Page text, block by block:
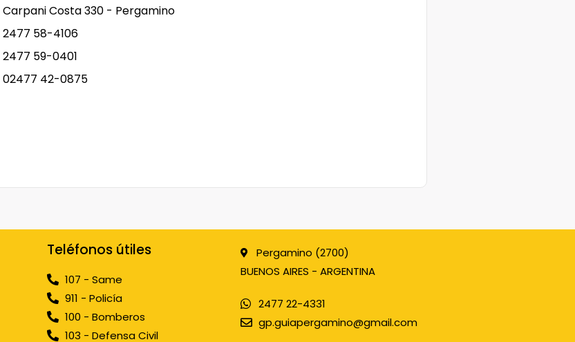
Carpani Costa 330 - Pergamino
2477 58-4106
2477 59-0401
02477 42-0875
Teléfonos útiles
107 - Same
911 - Policía
100 - Bomberos
103 - Defensa Civil
Pergamino (2700)
BUENOS AIRES - ARGENTINA
2477 22-4331
gp.guiapergamino@gmail.com